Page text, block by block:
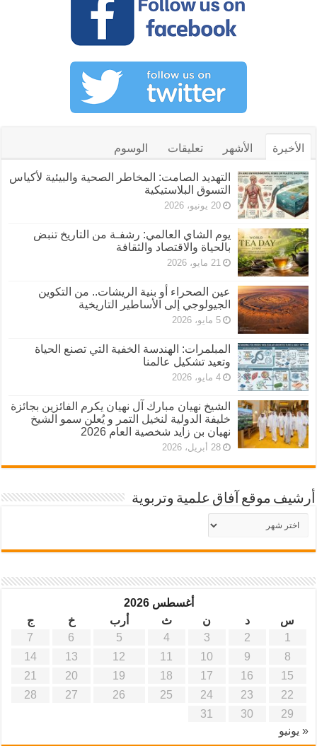
الأخيرة الأشهر تعليقات الوسوم
التهديد الصامت: المخاطر الصحية والبيئية لأكياس
التسوق البلاستيكية
20 يونيو، 2026
يوم الشاي العالمي: رشفـة من التاريخ تنبض
بالحياة والاقتصاد والثقافة
21 مايو، 2026
عين الصحراء أو بنية الريشات.. من التكوين
الجيولوجي إلى الأساطير التاريخية
5 مايو، 2026
المبلمرات: الهندسة الخفية التي تصنع الحياة
وتعيد تشكيل عالمنا
4 مايو، 2026
الشيخ نهيان مبارك آل نهيان يكرم الفائزين بجائزة
خليفة الدولية لنخيل التمر و يُعلن سمو الشيخ
نهيان بن زايد شخصية العام 2026
28 أبريل، 2026
أرشيف موقع آفاق علمية وتربوية
أرشيف
موقع
أغسطس 2026
س
د ن ث أرب خ
ج
1
2
3
4
5
6
7
8
9
10
11
12
13
14
15
16
17
18
19
20
21
22
23
24
25
26
27
28
29
30
31
« يونيو